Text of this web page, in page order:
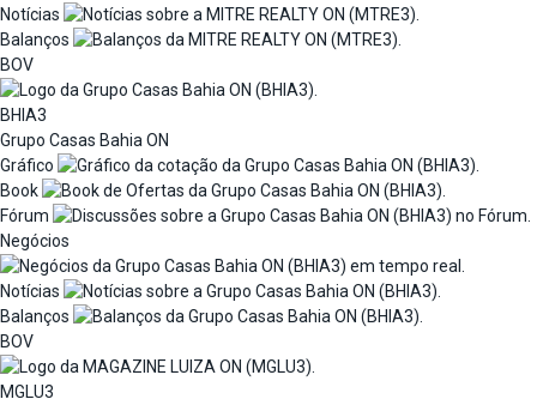
Notícias
Balanços
BOV
BHIA3
Grupo Casas Bahia ON
Gráfico
Book
Fórum
Negócios
Notícias
Balanços
BOV
MGLU3